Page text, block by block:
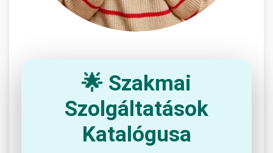
🌟 Szakmai
Szolgáltatások
Katalógusa